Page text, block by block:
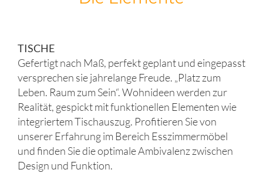
TISCHE
Gefertigt nach Maß, perfekt geplant und eingepasst
versprechen sie jahrelange Freude. „Platz zum
Leben. Raum zum Sein“. Wohnideen werden zur
Realität, gespickt mit funktionellen Elementen wie
integriertem Tischauszug. Profitieren Sie von
unserer Erfahrung im Bereich Esszimmermöbel
und finden Sie die optimale Ambivalenz zwischen
Design und Funktion.